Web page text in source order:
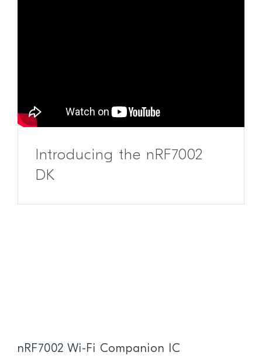
Introducing the nRF7002
DK
nRF7002 Wi-Fi Companion IC